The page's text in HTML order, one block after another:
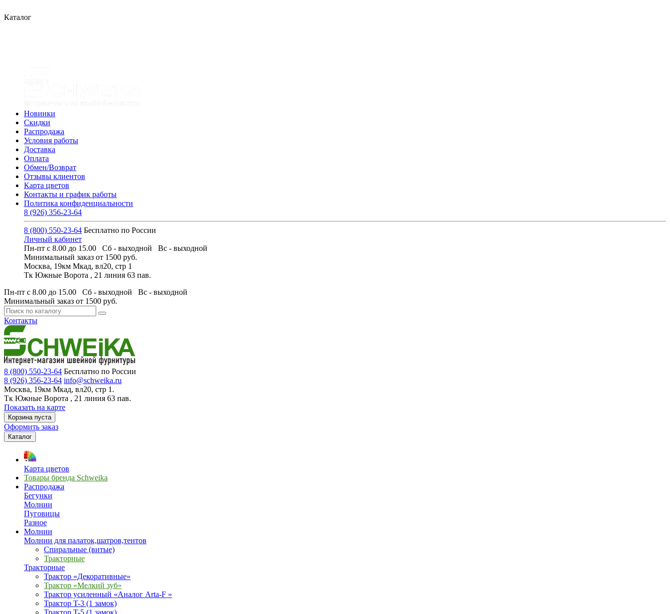
Каталог
Новинки
Скидки
Распродажа
Условия работы
Доставка
Оплата
Обмен/Возврат
Отзывы клиентов
Карта цветов
Контакты и график работы
Политика конфиденциальности
8 (926) 356-23-64
8 (800) 550-23-64 Бесплатно по России
Личный кабинет
Пн-пт с 8.00 до 15.00 Сб - выходной Вс - выходной
Минимальный заказ от 1500 руб.
Москва, 19км Мкад, вл20, стр 1
Тк Южные Ворота , 21 линия 63 пав.
Пн-пт с 8.00 до 15.00 Сб - выходной Вс - выходной
Минимальный заказ от 1500 руб.
Контакты
8 (800) 550-23-64 Бесплатно по России
8 (926) 356-23-64 info@schweika.ru
Москва, 19км Мкад, вл20, стр 1.
Тк Южные Ворота , 21 линия 63 пав.
Показать на карте
Корзина пуста
Оформить заказ
Каталог
Карта цветов
Товары бренда Schweika
Распродажа
Бегунки
Молнии
Пуговицы
Разное
Молнии
Молнии для палаток,шатров,тентов
Спиральные (витые)
Тракторные
Тракторные
Трактор «Декоративные»
Трактор «Мелкий зуб»
Трактор усиленный «Аналог Arta-F »
Трактор T-3 (1 замок)
Трактор T-5 (1 замок)